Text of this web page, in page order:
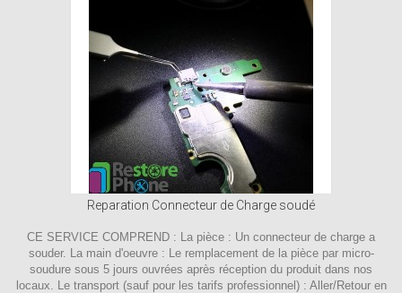
Reparation Connecteur de Charge soudé
CE SERVICE COMPREND : La pièce : Un connecteur de charge a
souder. La main d'oeuvre : Le remplacement de la pièce par micro-
soudure sous 5 jours ouvrées après réception du produit dans nos
locaux. Le transport (sauf pour les tarifs professionnel) : Aller/Retour en